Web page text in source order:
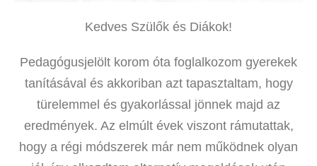
Kedves Szülők és Diákok!
Pedagógusjelölt korom óta foglalkozom gyerekek
tanításával és akkoriban azt tapasztaltam, hogy
türelemmel és gyakorlással jönnek majd az
eredmények. Az elmúlt évek viszont rámutattak,
hogy a régi módszerek már nem működnek olyan